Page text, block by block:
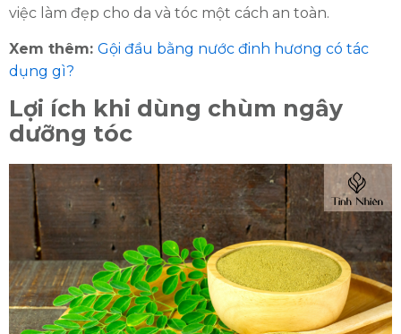
việc làm đẹp cho da và tóc một cách an toàn.
Xem thêm: Gội đầu bằng nước đinh hương có tác
dụng gì?
Lợi ích khi dùng chùm ngây
dưỡng tóc
ĐĂNG KÝ TƯ VẤN MIỄN PHÍ